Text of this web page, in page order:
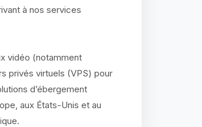
à nos services
vidéo (notamment
privés virtuels (VPS) pour
d’ébergement
aux États-Unis et au